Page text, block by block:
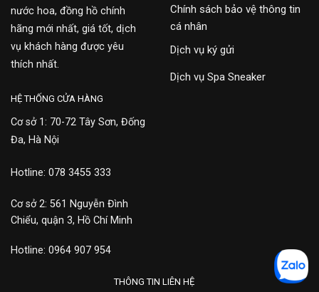
nước hoa, đồng hồ chính
hãng mới nhất, giá tốt, dịch
vụ khách hàng được yêu
thích nhất.
Chính sách bảo vệ thông tin
cá nhân
Dịch vụ ký gửi
Dịch vụ Spa Sneaker
HỆ THỐNG CỬA HÀNG
Cơ sở 1: 70-72 Tây Sơn, Đống
Đa, Hà Nội
Hotline: 078 3455 333
Cơ sở 2: 561 Nguyễn Đình
Chiểu, quận 3, Hồ Chí Minh
Hotline: 0964 907 954
THÔNG TIN LIÊN HỆ